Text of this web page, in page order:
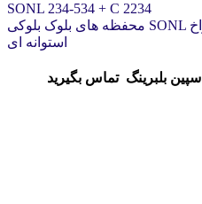
SONL 234-534 + C 2234
محفظه های بلوک بلوکی SONL برای یاتاقان های دارای سوراخ
استوانه ای
بلبرینگ تماس بگیرید